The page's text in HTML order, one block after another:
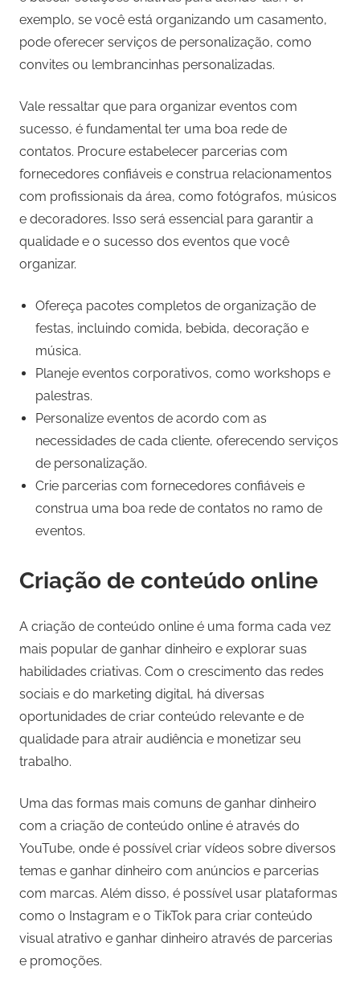
exemplo, se você está organizando um casamento,
pode oferecer serviços de personalização, como
convites ou lembrancinhas personalizadas.
Vale ressaltar que para organizar eventos com
sucesso, é fundamental ter uma boa rede de
contatos. Procure estabelecer parcerias com
fornecedores confiáveis e construa relacionamentos
com profissionais da área, como fotógrafos, músicos
e decoradores. Isso será essencial para garantir a
qualidade e o sucesso dos eventos que você
organizar.
Ofereça pacotes completos de organização de
festas, incluindo comida, bebida, decoração e
música.
Planeje eventos corporativos, como workshops e
palestras.
Personalize eventos de acordo com as
necessidades de cada cliente, oferecendo serviços
de personalização.
Crie parcerias com fornecedores confiáveis e
construa uma boa rede de contatos no ramo de
eventos.
Criação de conteúdo online
A criação de conteúdo online é uma forma cada vez
mais popular de ganhar dinheiro e explorar suas
habilidades criativas. Com o crescimento das redes
sociais e do marketing digital, há diversas
oportunidades de criar conteúdo relevante e de
qualidade para atrair audiência e monetizar seu
trabalho.
Uma das formas mais comuns de ganhar dinheiro
com a criação de conteúdo online é através do
YouTube, onde é possível criar vídeos sobre diversos
temas e ganhar dinheiro com anúncios e parcerias
com marcas. Além disso, é possível usar plataformas
como o Instagram e o TikTok para criar conteúdo
visual atrativo e ganhar dinheiro através de parcerias
e promoções.